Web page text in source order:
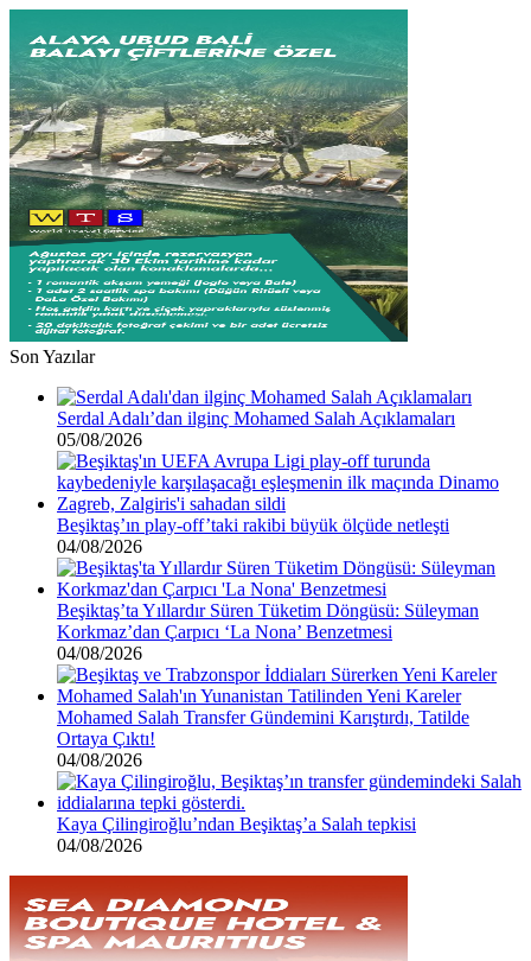
ücret
Son Yazılar
Serdal Adalı’dan ilginç Mohamed Salah Açıklamaları
05/08/2026
Beşiktaş’ın play-off’taki rakibi büyük ölçüde netleşti
04/08/2026
Beşiktaş’ta Yıllardır Süren Tüketim Döngüsü: Süleyman
Korkmaz’dan Çarpıcı ‘La Nona’ Benzetmesi
04/08/2026
Mohamed Salah Transfer Gündemini Karıştırdı, Tatilde
Ortaya Çıktı!
04/08/2026
Kaya Çilingiroğlu’ndan Beşiktaş’a Salah tepkisi
04/08/2026